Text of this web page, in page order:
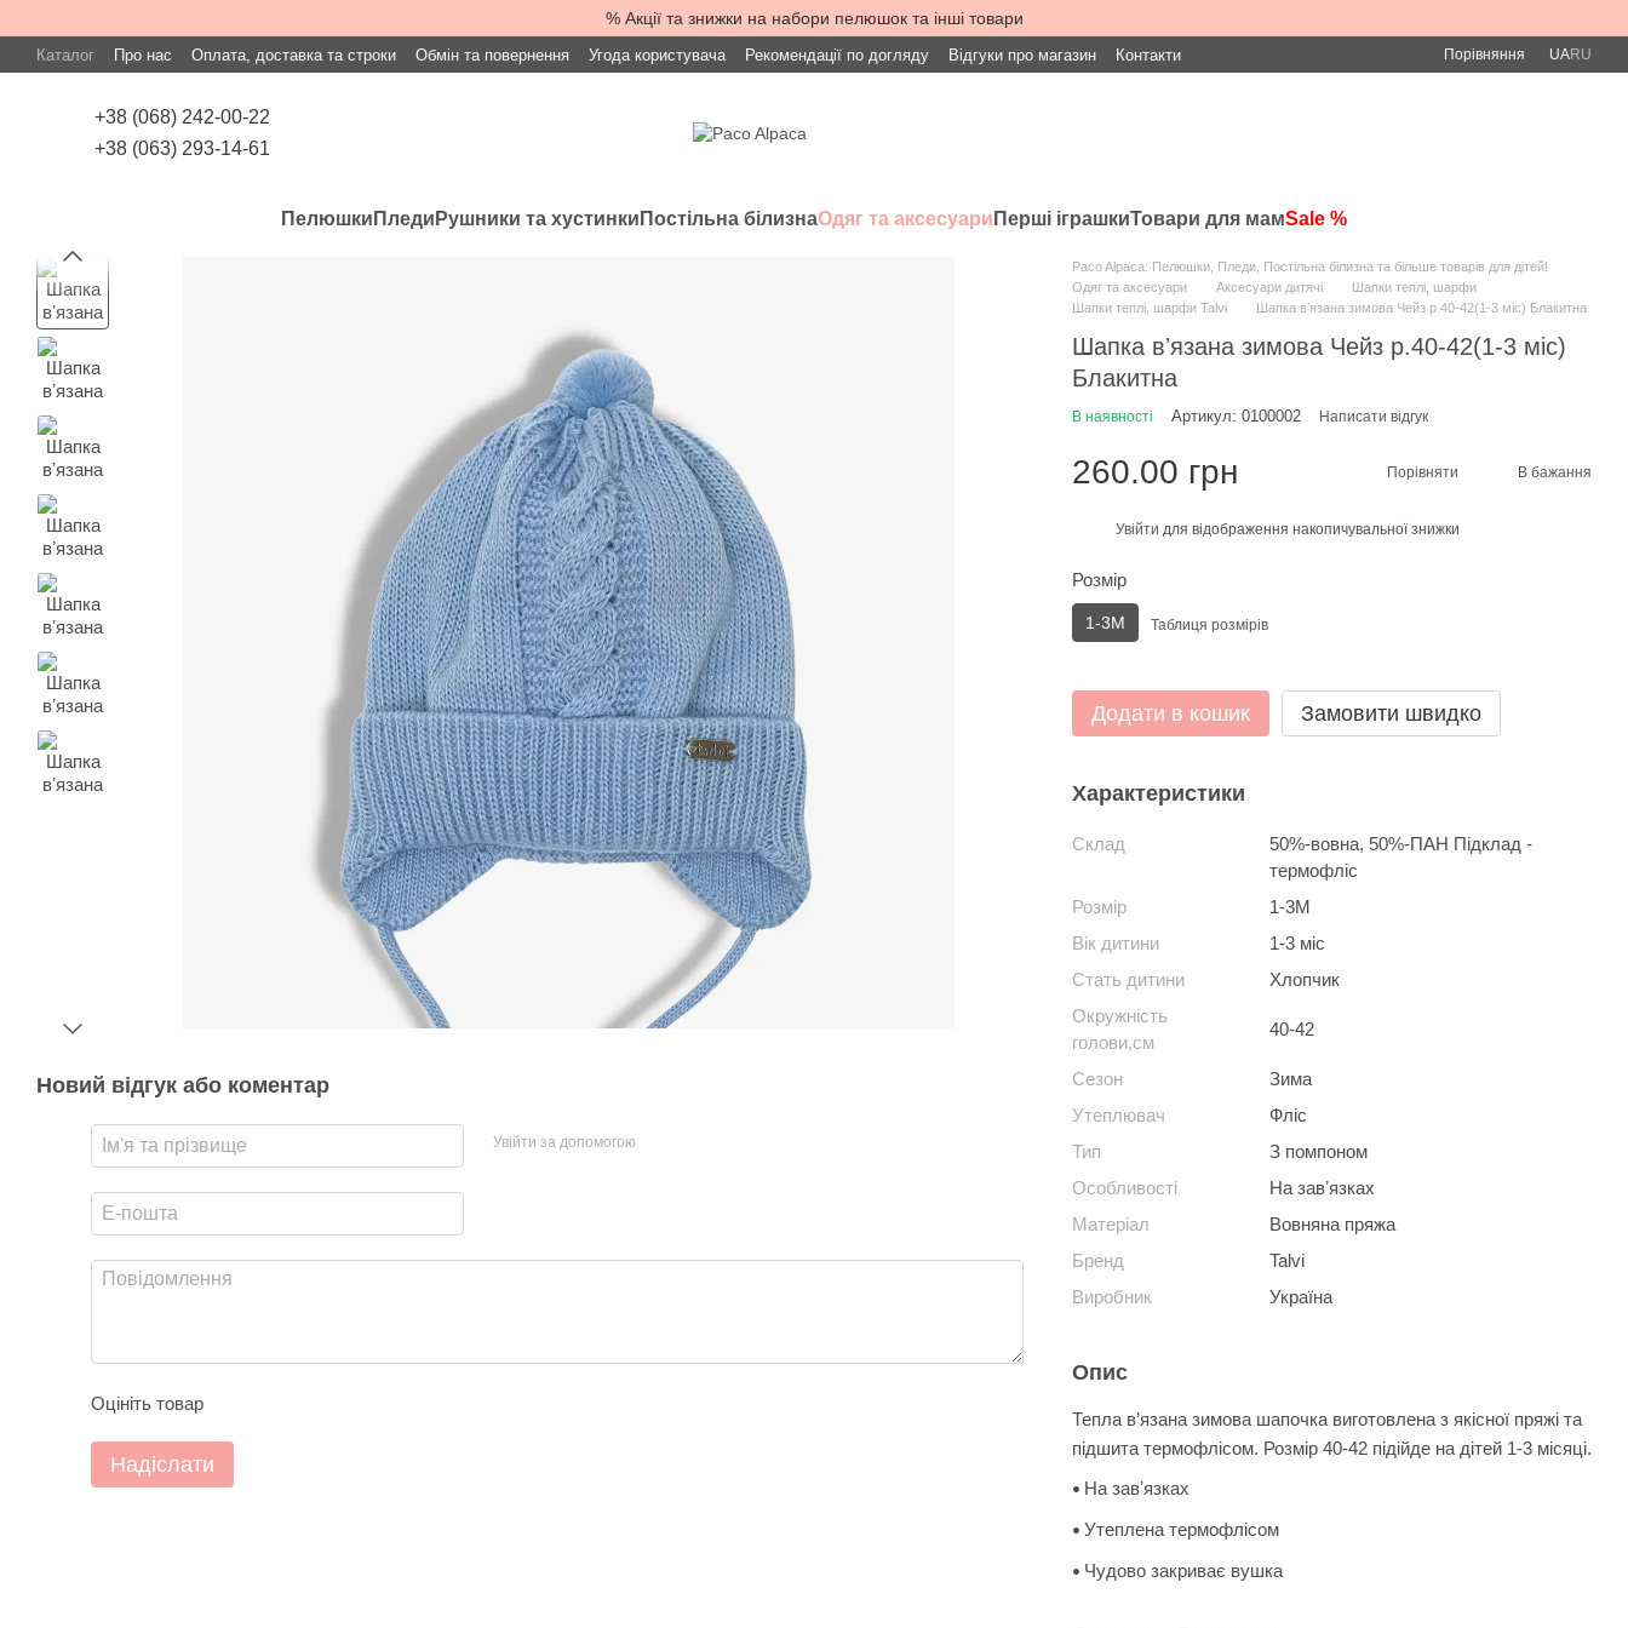
% Акції та знижки на набори пелюшок та інші товари
Каталог Про нас Оплата, доставка та строки Обмін та повернення Угода користувача Рекомендації по догляду Відгуки про магазин Контакти Порівняння UARU
+38 (068) 242-00-22
+38 (063) 293-14-61
Пелюшки Пледи Рушники та хустинки Постільна білизнаОдяг та аксесуари Перші іграшкиТовари для мамSale %
Новий відгук або коментар
Увійти за допомогою
Оцініть товар
Надіслати
Paco Alpaca: Пелюшки, Пледи, Постільна білизна та більше товарів для дітей!
Одяг та аксесуари
Аксесуари дитячі
Шапки теплі, шарфи
Шапки теплі, шарфи Talvi
Шапка вʼязана зимова Чейз р.40-42(1-3 міс) Блакитна
Шапка вʼязана зимова Чейз р.40-42(1-3 міс)
Блакитна
В наявності Артикул: 0100002 Написати відгук
260.00 грн Порівняти В бажання
Увійти для відображення накопичувальної знижки
Розмір
1-3М Таблиця розмірів
Додати в кошик Замовити швидко
Характеристики
Склад
50%-вовна, 50%-ПАН Підклад -
термофліс
Розмір
1-3М
Вік дитини
1-3 міс
Стать дитини
Хлопчик
Окружність
голови,см
40-42
Сезон
Зима
Утеплювач
Фліс
Тип
З помпоном
Особливості
На завʼязках
Матеріал
Вовняна пряжа
Бренд
Talvi
Виробник
Україна
Опис
Тепла в’язана зимова шапочка виготовлена з якісної пряжі та
підшита термофлісом. Розмір 40-42 підійде на дітей 1-3 місяці.
• На завʼязках
• Утеплена термофлісом
• Чудово закриває вушка